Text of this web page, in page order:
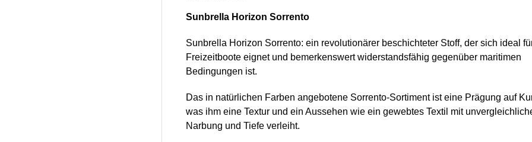
Sunbrella Horizon Sorrento
Sunbrella Horizon Sorrento: ein revolutionärer beschichteter Stoff, der sich ideal
Freizeitboote eignet und bemerkenswert widerstandsfähig gegenüber maritimen
Bedingungen ist.
Das in natürlichen Farben angebotene Sorrento-Sortiment ist eine Prägung auf
was ihm eine Textur und ein Aussehen wie ein gewebtes Textil mit
Narbung und Tiefe verleiht.